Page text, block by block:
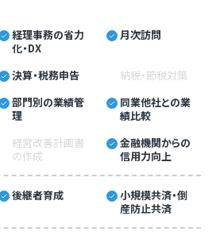
経理事務の省力
化・DX
月次訪問
決算・税務申告
納税・節税対策
部門別の業績管
理
同業他社との業
績比較
経営改善計画書
の作成
金融機関からの
信用力向上
後継者育成
小規模共済・倒
産防止共済